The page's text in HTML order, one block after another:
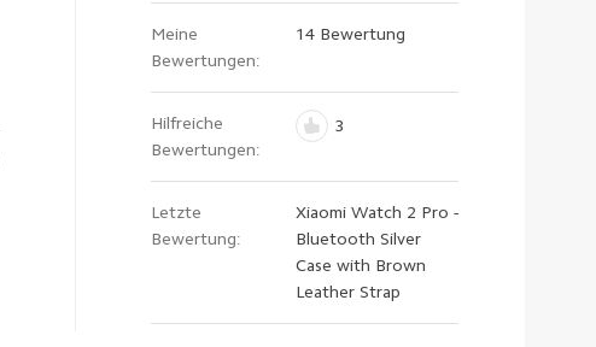
Meine
Bewertungen:
14 Bewertung
Hilfreiche
Bewertungen:
3
Letzte
Bewertung:
Xiaomi Watch 2 Pro -
Bluetooth Silver
Case with Brown
Leather Strap